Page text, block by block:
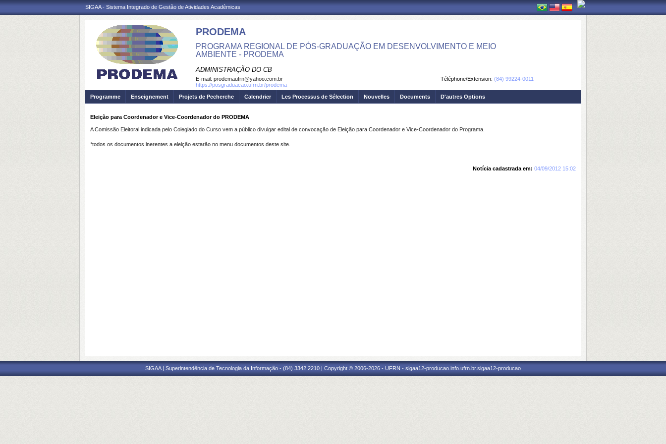
SIGAA - Sistema Integrado de Gestão de Atividades Acadêmicas
PRODEMA
PROGRAMA REGIONAL DE PÓS-GRADUAÇÃO EM DESENVOLVIMENTO E MEIO
AMBIENTE - PRODEMA
ADMINISTRAÇÃO DO CB
Téléphone/Extension: (84) 99224-0011
E-mail: prodemaufrn@yahoo.com.br
https://posgraduacao.ufrn.br/prodema
Programme
Enseignement Projets de Pecherche Calendrier Les Processus de Sélection Nouvelles Documents D'autres Options
Eleição para Coordenador e Vice-Coordenador do PRODEMA
A Comissão Eleitoral indicada pelo Colegiado do Curso vem a público divulgar edital de convocação de Eleição para Coordenador e Vice-Coordenador do Programa.
*todos os documentos inerentes a eleição estarão no menu documentos deste site.
Notícia cadastrada em: 04/09/2012 15:02
SIGAA | Superintendência de Tecnologia da Informação - (84) 3342 2210 | Copyright © 2006-2026 - UFRN - sigaa12-producao.info.ufrn.br.sigaa12-producao